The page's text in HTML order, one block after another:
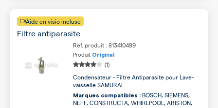
Aide en visio incluse
Filtre antiparasite
Ref. produit : 813410489
Produit Original
(1)
Condensateur - Filtre Antiparasite pour Lave-
vaisselle SAMURAI
Marques compatibles : BOSCH, SIEMENS,
NEFF, CONSTRUCTA, WHIRLPOOL, ARISTON,